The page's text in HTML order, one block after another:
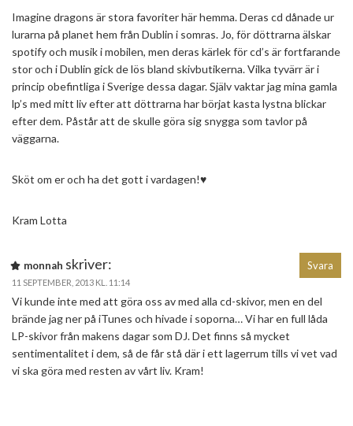
Imagine dragons är stora favoriter här hemma. Deras cd dånade ur
lurarna på planet hem från Dublin i somras. Jo, för döttrarna älskar
spotify och musik i mobilen, men deras kärlek för cd’s är fortfarande
stor och i Dublin gick de lös bland skivbutikerna. Vilka tyvärr är i
princip obefintliga i Sverige dessa dagar. Själv vaktar jag mina gamla
lp’s med mitt liv efter att döttrarna har börjat kasta lystna blickar
efter dem. Påstår att de skulle göra sig snygga som tavlor på
väggarna.
Sköt om er och ha det gott i vardagen!♥
Kram Lotta
monnah skriver:
11 SEPTEMBER, 2013 KL. 11:14
Vi kunde inte med att göra oss av med alla cd-skivor, men en del
brände jag ner på iTunes och hivade i soporna… Vi har en full låda
LP-skivor från makens dagar som DJ. Det finns så mycket
sentimentalitet i dem, så de får stå där i ett lagerrum tills vi vet vad
vi ska göra med resten av vårt liv. Kram!
Svara